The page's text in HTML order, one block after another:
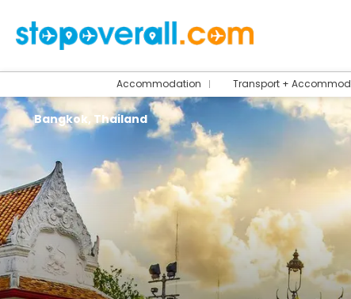
Accommodation Transport +
Bangkok, Thailand